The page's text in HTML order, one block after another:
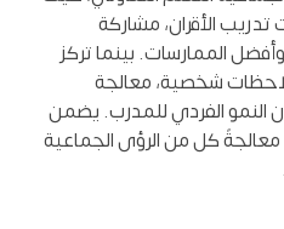
الأقران، مشاركة
الممارسات. بينما تركز
شخصية، معالجة
الفردي للمدرب. يضمن
معالجةً كل من الرؤى الجماعية